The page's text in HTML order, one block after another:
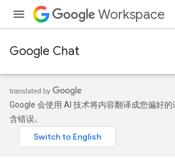
Workspace
Google Chat
Google 会使用 AI 技术将内容翻译成您偏好
含错误。